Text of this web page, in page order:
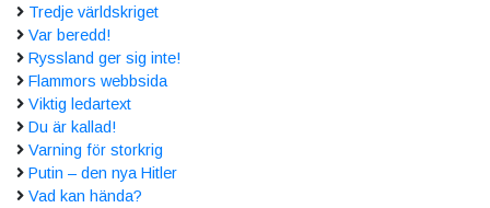
Tredje världskriget
Var beredd!
Ryssland ger sig inte!
Flammors webbsida
Viktig ledartext
Du är kallad!
Varning för storkrig
Putin – den nya Hitler
Vad kan hända?